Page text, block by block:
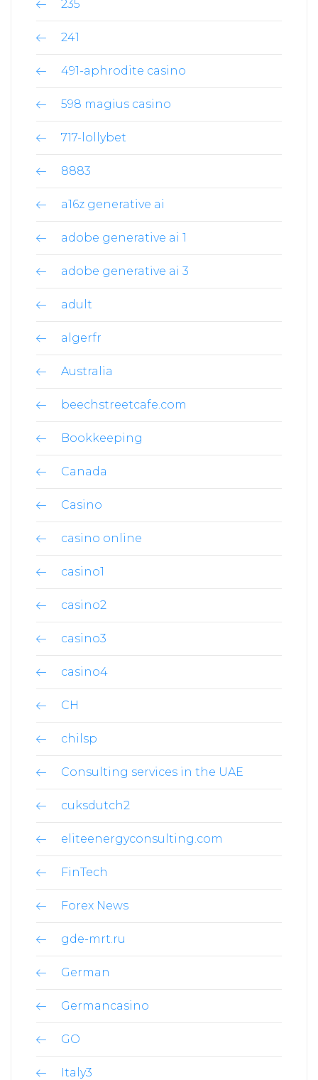
235
241
491-aphrodite casino
598 magius casino
717-lollybet
8883
a16z generative ai
adobe generative ai 1
adobe generative ai 3
adult
algerfr
Australia
beechstreetcafe.com
Bookkeeping
Canada
Casino
casino online
casino1
casino2
casino3
casino4
CH
chilsp
Consulting services in the UAE
cuksdutch2
eliteenergyconsulting.com
FinTech
Forex News
gde-mrt.ru
German
Germancasino
GO
Italy3